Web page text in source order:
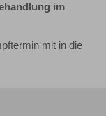
im
mit in die